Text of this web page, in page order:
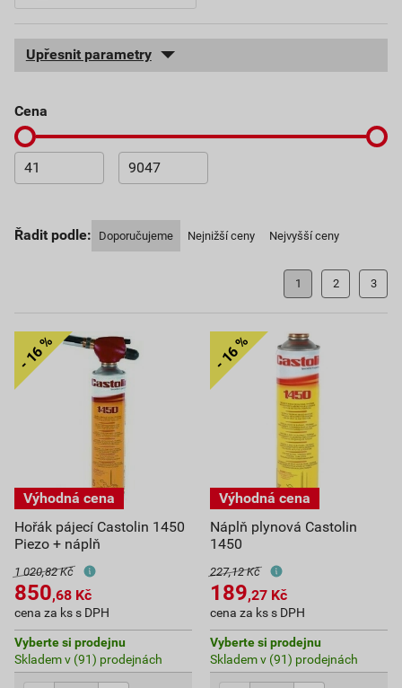
Upřesnit parametry
cena
Řadit podle: Doporučujeme Nejnižší ceny Nejvyšší ceny
1 2 3
Hořák pájecí Castolin 1450
Piezo + náplň
1 020,82 Kč
850,68 Kč
cena za ks s DPH
Vyberte si prodejnu
Skladem v (91) prodejnách
Náplň plynová Castolin
1450
227,12 Kč
189,27 Kč
cena za ks s DPH
Vyberte si prodejnu
Skladem v (91) prodejnách